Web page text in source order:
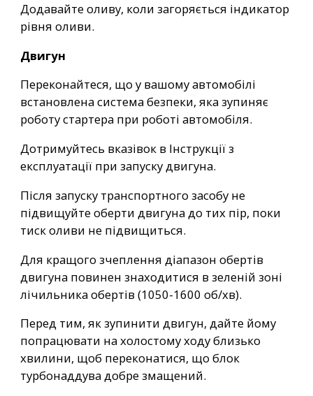
Додавайте оливу, коли загоряється індикатор
рівня оливи.
Двигун
Переконайтеся, що у вашому автомобілі
встановлена система безпеки, яка зупиняє
роботу стартера при роботі автомобіля.
Дотримуйтесь вказівок в Інструкції з
експлуатації при запуску двигуна.
Після запуску транспортного засобу не
підвищуйте оберти двигуна до тих пір, поки
тиск оливи не підвищиться.
Для кращого зчеплення діапазон обертів
двигуна повинен знаходитися в зеленій зоні
лічильника обертів (1050-1600 об/хв).
Перед тим, як зупинити двигун, дайте йому
попрацювати на холостому ходу близько
хвилини, щоб переконатися, що блок
турбонаддува добре змащений.